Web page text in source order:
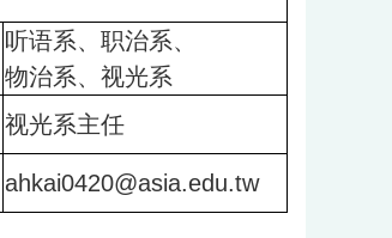
听语系、职治系、
物治系、视光系
视光系主任
ahkai0420@asia.edu.tw